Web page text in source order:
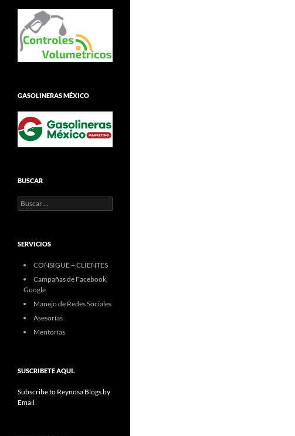
GASOLINERAS MÉXICO
BUSCAR
Buscar:
SERVICIOS
CONSIGUE + CLIENTES
Campañas de Facebook,
Google
Manejo de Redes Sociales
Asesorías
Mentorías
SUSCRIBETE AQUI.
Subscribe to Reynosa Blogs by
Email